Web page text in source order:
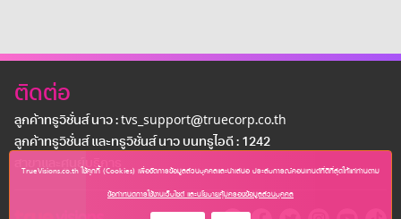
ติดต่อ
ลูกค้าทรูวิชั่นส์ นาว : tvs_support@truecorp.co.th
ลูกค้าทรูวิชั่นส์ และทรูวิชั่นส์ นาว บนทรูไอดี : 1242
สาขาเเละศูนย์บริการ
TrueVisions.co.th ใช้คุกกี้ (Cookies) เพื่อจัดการข้อมูลส่วนบุคคลและนำเสนอ ประสบการณ์คอนเทนต์ที่ดีที่สุดให้แก่ท่านตาม
ข้อกำหนดการใช้งานเว็บไซต์ และนโยบายคุ้มครองข้อมูลส่วนบุคคล